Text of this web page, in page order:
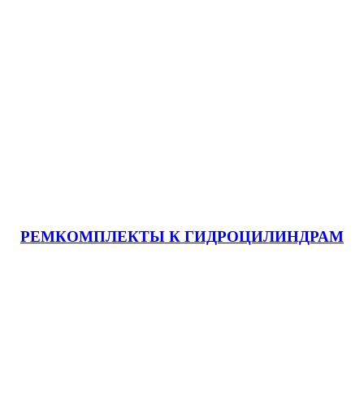
РЕМКОМПЛЕКТЫ К ГИДРОЦИЛИНДРАМ